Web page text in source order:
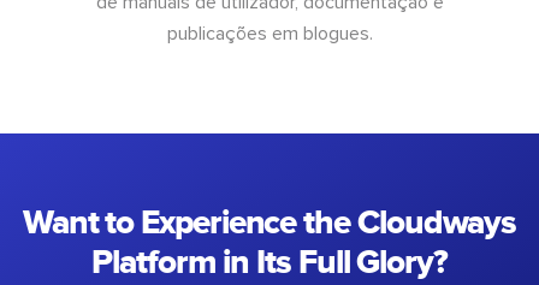
publicações em blogues.
Want to Experience the Cloudways
Platform in Its Full Glory?